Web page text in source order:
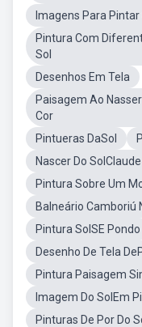
Imagens Para
Pintura Com
Sol
Desenhos Em Tela
Paisagem Ao
Cor
Pintueras DaSol
Nascer Do
Pintura Sobre Um
Balneário Camboriú
Pintura SolSE Pondo
Desenho De Tela
Pintura Paisagem
Imagem Do SolEm
Pinturas De Por Do